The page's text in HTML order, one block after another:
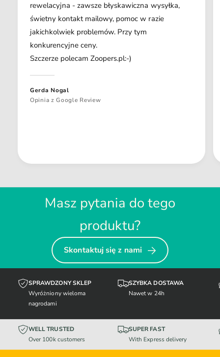
rewelacyjna - zawsze błyskawiczna wysyłka,
świetny kontakt mailowy, pomoc w razie
jakichkolwiek problemów. Przy tym
konkurencyjne ceny.
Szczerze polecam Zoopers.pl:-)
Gerda Nogal
Opinia z Google Review
Masz pytania do tego
produktu?
Skontaktuj się z nami
SPRAWDZONY SKLEP
Wyróżniony wieloma
nagrodami
SZYBKA DOSTAWA
Nawet w 24h
WELL TRUSTED
Over 100k customers
SUPER FAST
With Express delivery